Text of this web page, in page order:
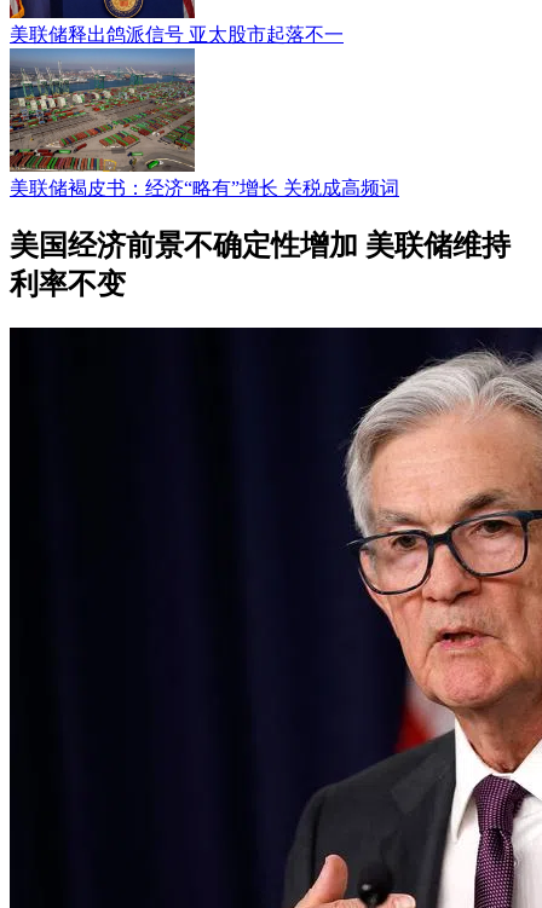
美联储释出鸽派信号 亚太股市起落不一
美联储褐皮书：经济“略有”增长 关税成高频词
美国经济前景不确定性增加 美联储维持
利率不变